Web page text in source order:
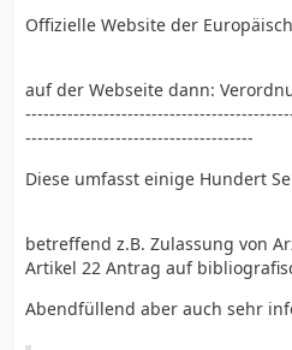
Offizielle Website der
auf der Webseite dann:
--------------------------------------
Diese umfasst einige Hundert
betreffend z.B. Zulassung von
Artikel 22 Antrag auf
Abendfüllend aber auch sehr